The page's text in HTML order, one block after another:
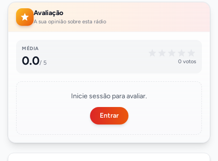
Avaliação
A sua opinião sobre esta rádio
MÉDIA
0.0/ 5 0 votos
Inicie sessão para avaliar.
Entrar